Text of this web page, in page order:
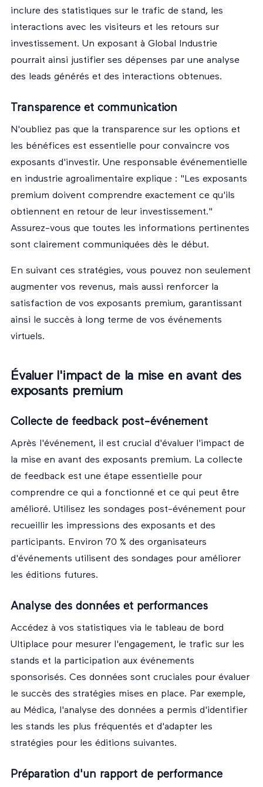
inclure des statistiques sur le trafic de stand, les
interactions avec les visiteurs et les retours sur
investissement. Un exposant à Global Industrie
pourrait ainsi justifier ses dépenses par une analyse
des leads générés et des interactions obtenues.
Transparence et communication
N'oubliez pas que la transparence sur les options et
les bénéfices est essentielle pour convaincre vos
exposants d'investir. Une responsable événementielle
en industrie agroalimentaire explique : "Les exposants
premium doivent comprendre exactement ce qu'ils
obtiennent en retour de leur investissement."
Assurez-vous que toutes les informations pertinentes
sont clairement communiquées dès le début.
En suivant ces stratégies, vous pouvez non seulement
augmenter vos revenus, mais aussi renforcer la
satisfaction de vos exposants premium, garantissant
ainsi le succès à long terme de vos événements
virtuels.
Évaluer l'impact de la mise en avant des
exposants premium
Collecte de feedback post-événement
Après l'événement, il est crucial d'évaluer l'impact de
la mise en avant des exposants premium. La collecte
de feedback est une étape essentielle pour
comprendre ce qui a fonctionné et ce qui peut être
amélioré. Utilisez les sondages post-événement pour
recueillir les impressions des exposants et des
participants. Environ 70 % des organisateurs
d'événements utilisent des sondages pour améliorer
les éditions futures.
Analyse des données et performances
Accédez à vos statistiques via le tableau de bord
Ultiplace pour mesurer l'engagement, le trafic sur les
stands et la participation aux événements
sponsorisés. Ces données sont cruciales pour évaluer
le succès des stratégies mises en place. Par exemple,
au Médica, l'analyse des données a permis d'identifier
les stands les plus fréquentés et d'adapter les
stratégies pour les éditions suivantes.
Préparation d'un rapport de performance